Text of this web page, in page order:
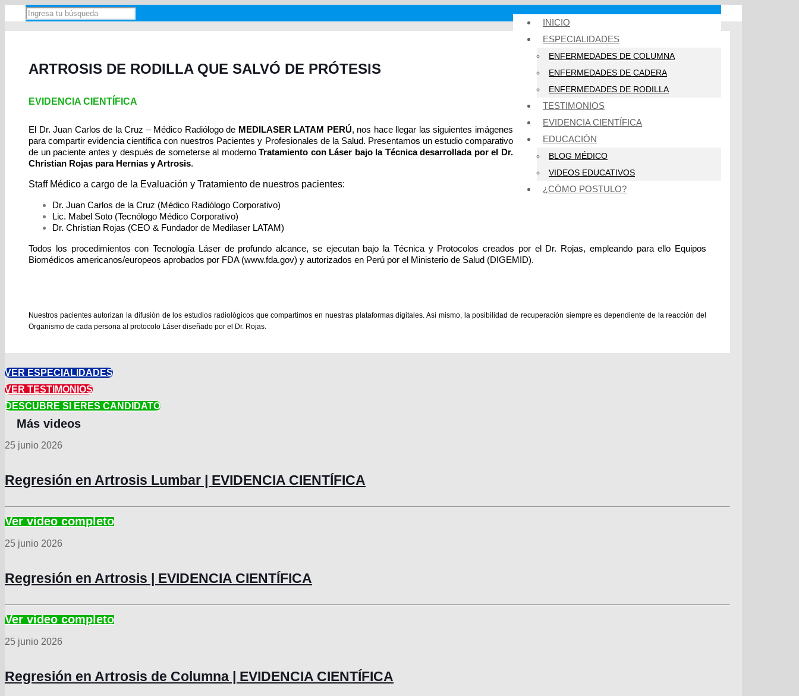
INICIO
ESPECIALIDADES
ENFERMEDADES DE COLUMNA
ENFERMEDADES DE CADERA
ENFERMEDADES DE RODILLA
TESTIMONIOS
EVIDENCIA CIENTÍFICA
EDUCACIÓN
BLOG MÉDICO
VIDEOS EDUCATIVOS
¿CÓMO POSTULO?
ARTROSIS DE RODILLA QUE SALVÓ DE PRÓTESIS
EVIDENCIA CIENTÍFICA
El Dr. Juan Carlos de la Cruz – Médico Radiólogo de MEDILASER LATAM PERÚ, nos hace llegar las siguientes imágenes
para compartir evidencia científica con nuestros Pacientes y Profesionales de la Salud. Presentamos un estudio comparativo
de un paciente antes y después de someterse al modernoTratamiento con Láser bajo la Técnica desarrollada por el Dr.
Christian Rojas para Hernias y Artrosis.
Staff Médico a cargo de la Evaluación y Tratamiento de nuestros pacientes:
Dr. Juan Carlos de la Cruz (Médico Radiólogo Corporativo)
Lic. Mabel Soto (Tecnólogo Médico Corporativo)
Dr. Christian Rojas (CEO & Fundador de Medilaser LATAM)
Todos los procedimientos con Tecnología Láser de profundo alcance, se ejecutan bajo la Técnica y Protocolos creados por el Dr. Rojas, empleando para ello Equipos
Biomédicos americanos/europeos aprobados por FDA (www.fda.gov) y autorizados en Perú por el Ministerio de Salud (DIGEMID).
Nuestros pacientes autorizan la difusión de los estudios radiológicos que compartimos en nuestras plataformas digitales. Así mismo, la posibilidad de recuperación siempre es dependiente de la reacción del
Organismo de cada persona al protocolo Láser diseñado por el Dr. Rojas.
VER ESPECIALIDADES
VER TESTIMONIOS
DESCUBRE SI ERES CANDIDATO
25 junio 2026
Regresión en Artrosis Lumbar | EVIDENCIA CIENTÍFICA
25 junio 2026
Regresión en Artrosis | EVIDENCIA CIENTÍFICA
25 junio 2026
Regresión en Artrosis de Columna | EVIDENCIA CIENTÍFICA